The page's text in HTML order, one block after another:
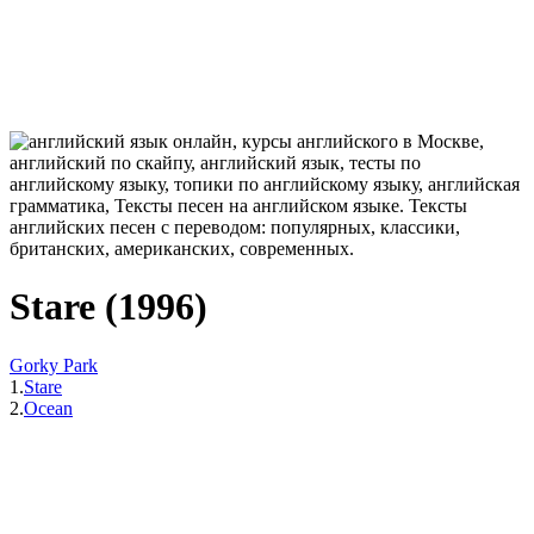
Stare (1996)
Gorky Park
1.Stare
2.Ocean